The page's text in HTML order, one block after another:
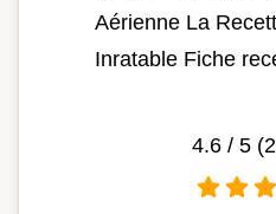
Aérienne La
Inratable Fiche
4.6/ 5 (